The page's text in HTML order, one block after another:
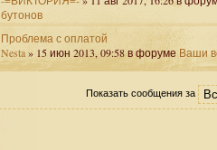
бутонов
Проблема с оплатой
Nesta» 15 июн 2013, 09:58 в форуме Ваши
Показать сообщения за